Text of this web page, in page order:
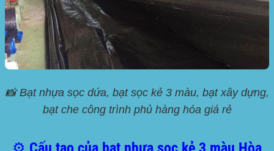
📸 Bạt nhựa sọc dứa, bạt sọc kẻ 3 màu, bạt xây dựng,
bạt che công trình phủ hàng hóa giá rẻ